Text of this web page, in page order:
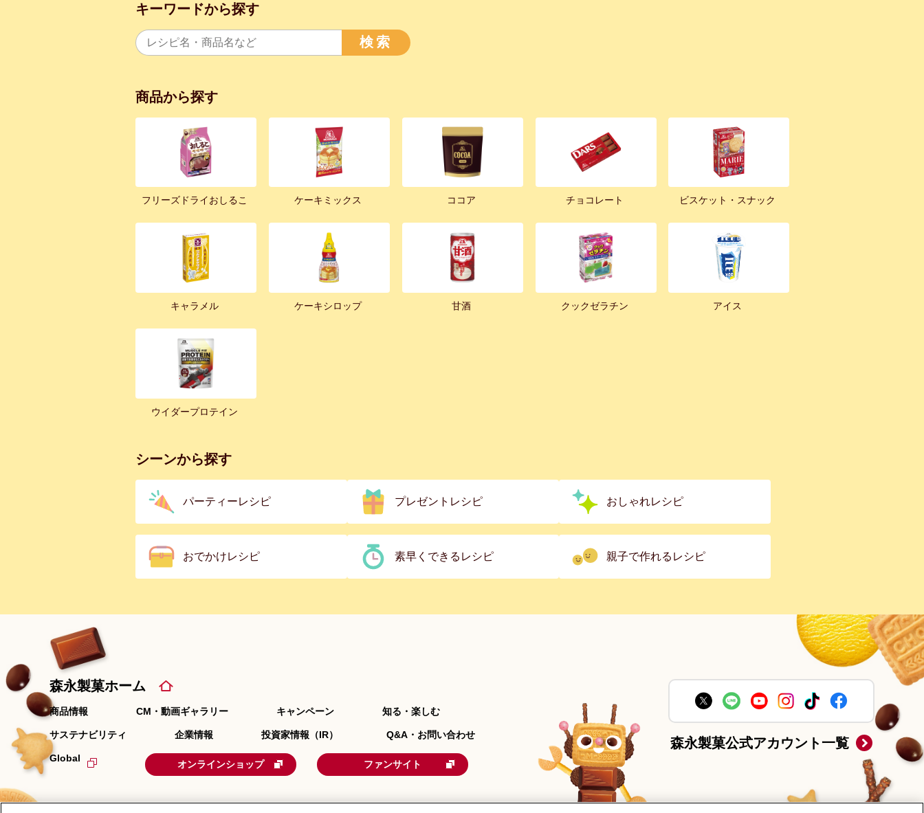
キーワードから探す
検索
商品から探す
フリーズドライおしるこ ケーキミックス ココア チョコレート ビスケット・スナック
キャラメル ケーキシロップ 甘酒 クックゼラチン アイス
ウイダープロテイン
シーンから探す
パーティーレシピ プレゼントレシピ おしゃれレシピ
おでかけレシピ 素早くできるレシピ 親子で作れるレシピ
森永製菓ホーム
商品情報 CM・動画ギャラリー キャンペーン 知る・楽しむ
サステナビリティ 企業情報 投資家情報（IR） Q&A・お問い合わせ
Global
オンラインショップ ファンサイト
森永製菓公式アカウント一覧